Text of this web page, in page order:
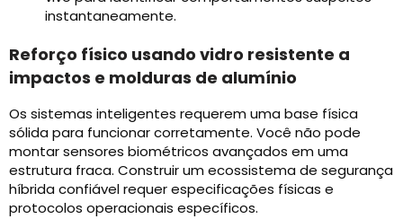
instantaneamente.
Reforço físico usando vidro resistente a
impactos e molduras de alumínio
Os sistemas inteligentes requerem uma base física
sólida para funcionar corretamente. Você não pode
montar sensores biométricos avançados em uma
estrutura fraca. Construir um ecossistema de segurança
híbrida confiável requer especificações físicas e
protocolos operacionais específicos.